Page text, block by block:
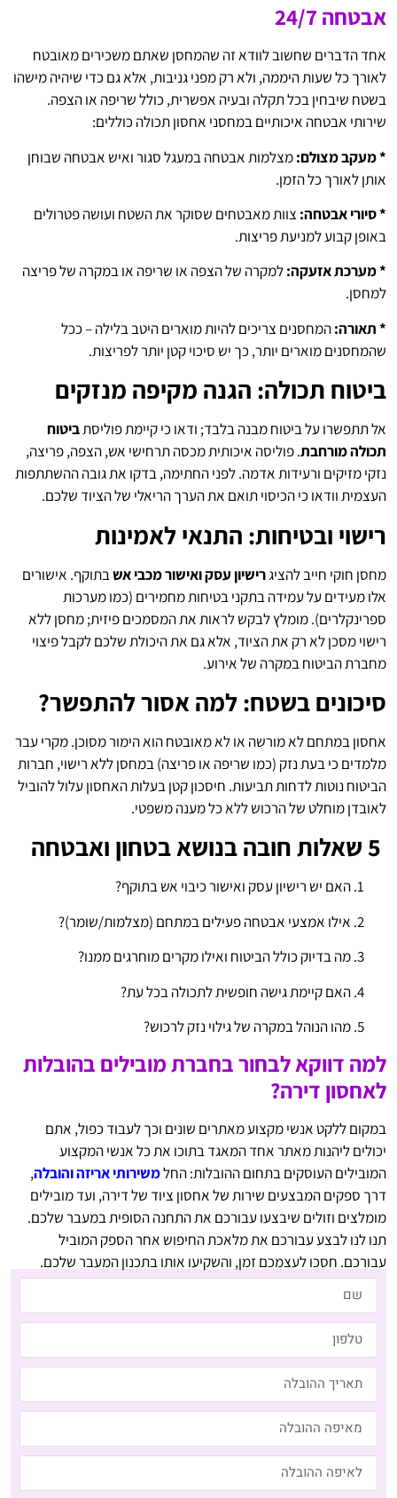
אבטחה 24/7
אחד הדברים שחשוב לוודא זה שהמחסן שאתם משכירים מאובטח
לאורך כל שעות היממה, ולא רק מפני גניבות, אלא גם כדי שיהיה מישהו
בשטח שיבחין בכל תקלה ובעיה אפשרית, כולל שריפה או הצפה.
שירותי אבטחה איכותיים במחסני אחסון תכולה כוללים:
* מעקב מצולם:מצלמות אבטחה במעגל סגור ואיש אבטחה שבוחן
אותן לאורך כל הזמן.
* סיורי אבטחה: צוות מאבטחים שסוקר את השטח ועושה פטרולים
באופן קבוע למניעת פריצות.
* מערכת אזעקה:למקרה של הצפה או שריפה או במקרה של פריצה
למחסן.
* תאורה:המחסנים צריכים להיות מוארים היטב בלילה – ככל
שהמחסנים מוארים יותר, כך יש סיכוי קטן יותר לפריצות.
ביטוח תכולה: הגנה מקיפה מנזקים
אל תתפשרו על ביטוח מבנה בלבד; ודאו כי קיימת פוליסתביטוח
תכולה מורחבת. פוליסה איכותית מכסה תרחישי אש, הצפה, פריצה,
נזקי מזיקים ורעידות אדמה. לפני החתימה, בדקו את גובה ההשתתפות
העצמית וודאו כי הכיסוי תואם את הערך הריאלי של הציוד שלכם.
רישוי ובטיחות: התנאי לאמינות
מחסן חוקי חייב להציגרישיון עסק ואישור מכבי אשבתוקף. אישורים
אלו מעידים על עמידה בתקני בטיחות מחמירים (כמו מערכות
ספרינקלרים). מומלץ לבקש לראות את המסמכים פיזית; מחסן ללא
רישוי מסכן לא רק את הציוד, אלא גם את היכולת שלכם לקבל פיצוי
מחברת הביטוח במקרה של אירוע.
סיכונים בשטח: למה אסור להתפשר?
אחסון במתחם לא מורשה או לא מאובטח הוא הימור מסוכן. מקרי עבר
מלמדים כי בעת נזק (כמו שריפה או פריצה) במחסן ללא רישוי, חברות
הביטוח נוטות לדחות תביעות. חיסכון קטן בעלות האחסון עלול להוביל
לאובדן מוחלט של הרכוש ללא כל מענה משפטי.
האם יש רישיון עסק ואישור כיבוי אש בתוקף?
אילו אמצעי אבטחה פעילים במתחם (מצלמות/שומר)?
מה בדיוק כולל הביטוח ואילו מקרים מוחרגים ממנו?
האם קיימת גישה חופשית לתכולה בכל עת?
מהו הנוהל במקרה של גילוי נזק לרכוש?
למה דווקא לבחור בחברת מובילים בהובלות
לאחסון דירה?
במקום ללקט אנשי מקצוע מאתרים שונים וכך לעבוד כפול, אתם
יכולים ליהנות מאתר אחד המאגד בתוכו את כל אנשי המקצוע
המובילים העוסקים בתחום ההובלות: החלמשירותי אריזה והובלה,
דרך ספקים המבצעים שירות של אחסון ציוד של דירה, ועד מובילים
מומלצים וזולים שיבצעו עבורכם את התחנה הסופית במעבר שלכם.
תנו לנו לבצע עבורכם את מלאכת החיפוש אחר הספק המוביל
עבורכם. חסכו לעצמכם זמן, והשקיעו אותו בתכנון המעבר שלכם.